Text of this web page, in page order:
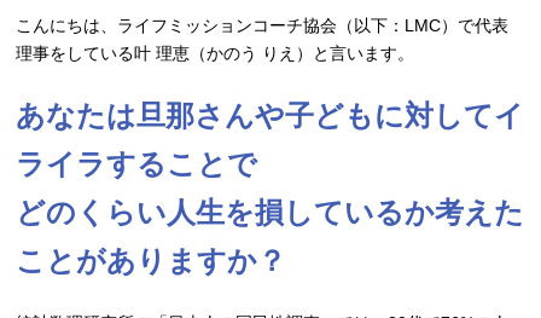
こんにちは、ライフミッションコーチ協会（以下：LMC）で代表
理事をしている叶 理恵（かのう りえ）と言います。
あなたは旦那さんや子どもに対してイ
ライラすることで
どのくらい人生を損しているか考えた
ことがありますか？